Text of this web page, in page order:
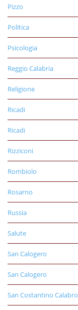
Pizzo
Politica
Psicologia
Reggio Calabria
Religione
Ricadi
Ricadi
Rizziconi
Rombiolo
Rosarno
Russia
Salute
San Calogero
San Calogero
San Costantino Calabro